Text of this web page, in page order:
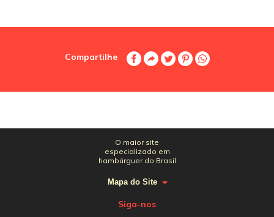
Compartilhe
O maior site
especializado em
hambúrguer do Brasil
Mapa do Site
Siga-nos